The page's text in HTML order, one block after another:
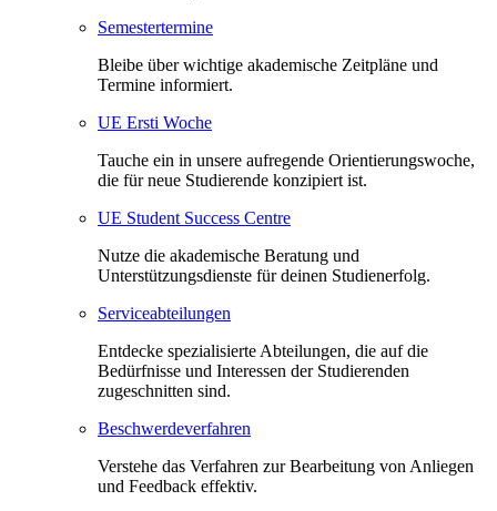
Semestertermine
Bleibe über wichtige akademische Zeitpläne und
Termine informiert.
UE Ersti Woche
Tauche ein in unsere aufregende Orientierungswoche,
die für neue Studierende konzipiert ist.
UE Student Success Centre
Nutze die akademische Beratung und
Unterstützungsdienste für deinen Studienerfolg.
Serviceabteilungen
Entdecke spezialisierte Abteilungen, die auf die
Bedürfnisse und Interessen der Studierenden
zugeschnitten sind.
Beschwerdeverfahren
Verstehe das Verfahren zur Bearbeitung von Anliegen
und Feedback effektiv.